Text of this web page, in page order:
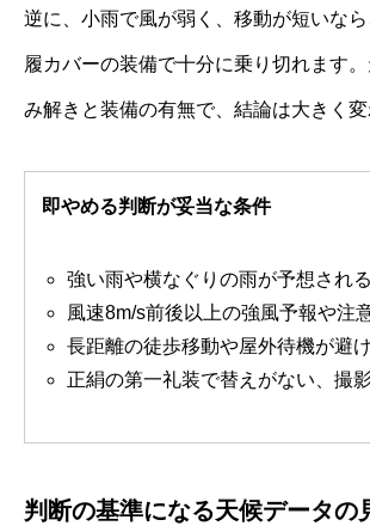
逆に、小雨で風が弱く、移動が短いな
履カバーの装備で十分に乗り切れます
み解きと装備の有無で、結論は大きく変
即やめる判断が妥当な条件
強い雨や横なぐりの雨が予想される
風速8m/s前後以上の強風予報や注
長距離の徒歩移動や屋外待機が避
正絹の第一礼装で替えがない、撮
判断の基準になる天候データの